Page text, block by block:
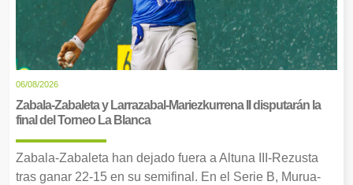
06/08/2026
Zabala-Zabaleta y Larrazabal-Mariezkurrena II disputarán la
final del Torneo La Blanca
Zabala-Zabaleta han dejado fuera a Altuna III-Rezusta
tras ganar 22-15 en su semifinal. En el Serie B, Murua-